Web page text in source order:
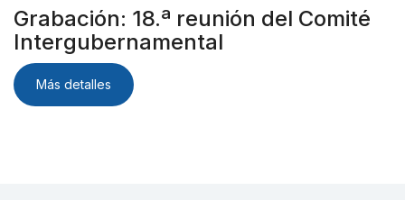
Grabación: 18.ª reunión del Comité
Intergubernamental
Más detalles